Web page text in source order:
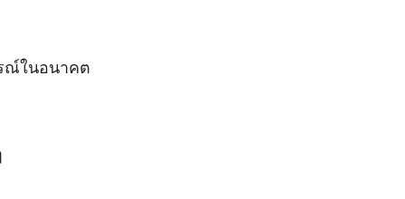
ณ์ในอนาคต